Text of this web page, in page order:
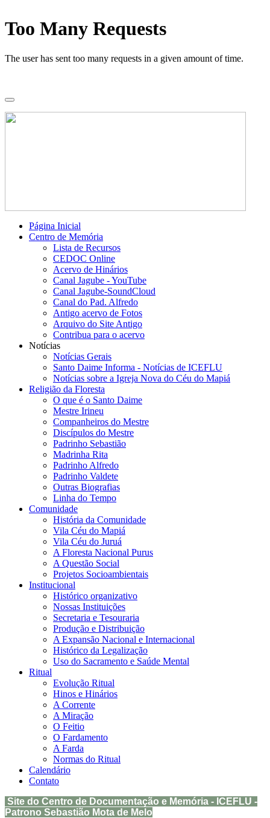
Página Inicial
Centro de Memória
Lista de Recursos
CEDOC Online
Acervo de Hinários
Canal Jagube - YouTube
Canal Jagube-SoundCloud
Canal do Pad. Alfredo
Antigo acervo de Fotos
Arquivo do Site Antigo
Contribua para o acervo
Notícias
Notícias Gerais
Santo Daime Informa - Notícias de ICEFLU
Notícias sobre a Igreja Nova do Céu do Mapiá
Religião da Floresta
O que é o Santo Daime
Mestre Irineu
Companheiros do Mestre
Discípulos do Mestre
Padrinho Sebastião
Madrinha Rita
Padrinho Alfredo
Padrinho Valdete
Outras Biografias
Linha do Tempo
Comunidade
História da Comunidade
Vila Céu do Mapiá
Vila Céu do Juruá
A Floresta Nacional Purus
A Questão Social
Projetos Socioambientais
Institucional
Histórico organizativo
Nossas Instituições
Secretaria e Tesouraria
Produção e Distribuição
A Expansão Nacional e Internacional
Histórico da Legalização
Uso do Sacramento e Saúde Mental
Ritual
Evolução Ritual
Hinos e Hinários
A Corrente
A Miração
O Feitio
O Fardamento
A Farda
Normas do Ritual
Calendário
Contato
Site do Centro de Documentação e Memória - ICEFLU -
Patrono Sebastião Mota de Melo